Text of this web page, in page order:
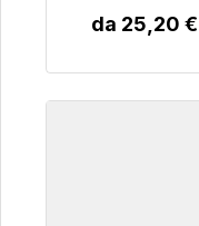
da 25,20